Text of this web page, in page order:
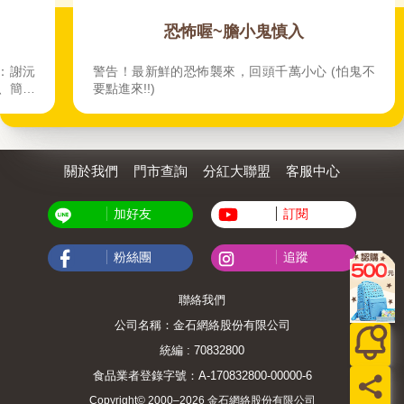
整年好運！不能錯過：謝沅
師、雨揚老師、詹惟中、簡少
警告！最新鮮的恐怖襲來
關於我們 門市查詢 分紅大聯盟 客服中心
加好友 訂閱
粉絲團 追蹤
聯絡我們
公司名稱：金石網絡股份有限公司
統編 : 70832800
食品業者登錄字號：A-170832800-00000-6
Copyright© 2000–2026 金石網絡股份有限公司